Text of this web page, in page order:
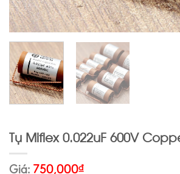
Tụ Miflex 0.022uF 600V
Giá: 750,000₫